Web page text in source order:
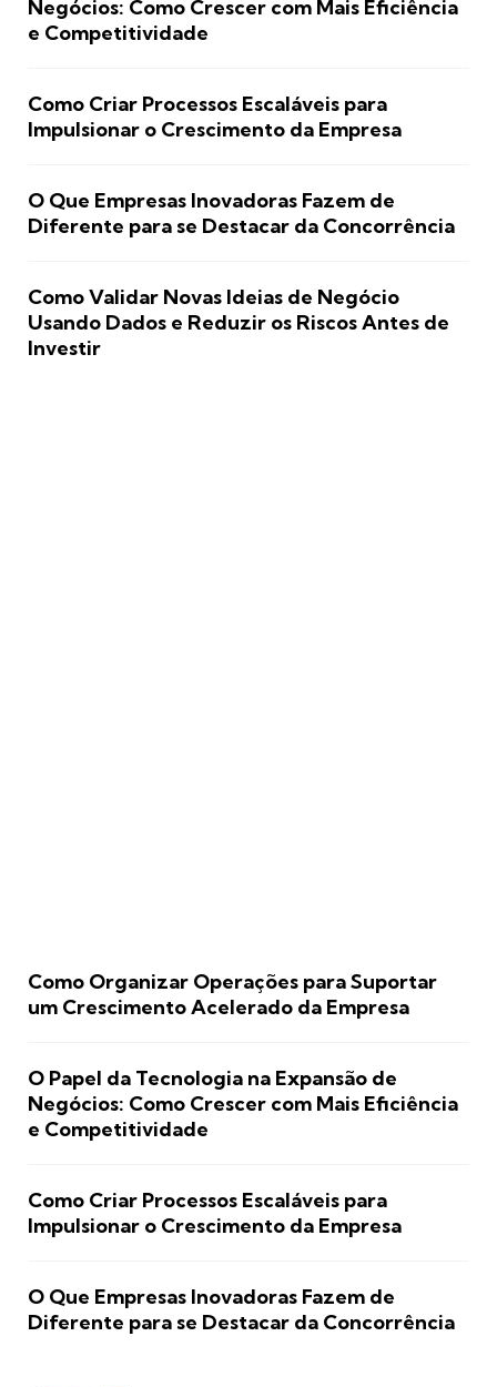
Negócios: Como Crescer com Mais Eficiência
e Competitividade
Como Criar Processos Escaláveis para
Impulsionar o Crescimento da Empresa
O Que Empresas Inovadoras Fazem de
Diferente para se Destacar da Concorrência
Como Validar Novas Ideias de Negócio
Usando Dados e Reduzir os Riscos Antes de
Investir
Como Organizar Operações para Suportar
um Crescimento Acelerado da Empresa
O Papel da Tecnologia na Expansão de
Negócios: Como Crescer com Mais Eficiência
e Competitividade
Como Criar Processos Escaláveis para
Impulsionar o Crescimento da Empresa
O Que Empresas Inovadoras Fazem de
Diferente para se Destacar da Concorrência